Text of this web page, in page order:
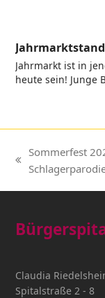
Jahrmarktstand
Jahrmarkt ist in
heute sein! Junge
vorheriger
Sommerfest
Claudia
Spitalstraße 2 - 8